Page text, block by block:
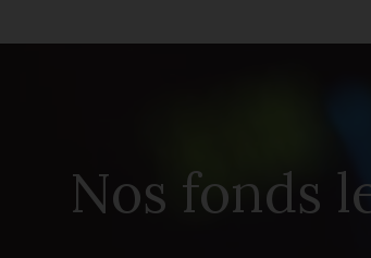
Nos fonds